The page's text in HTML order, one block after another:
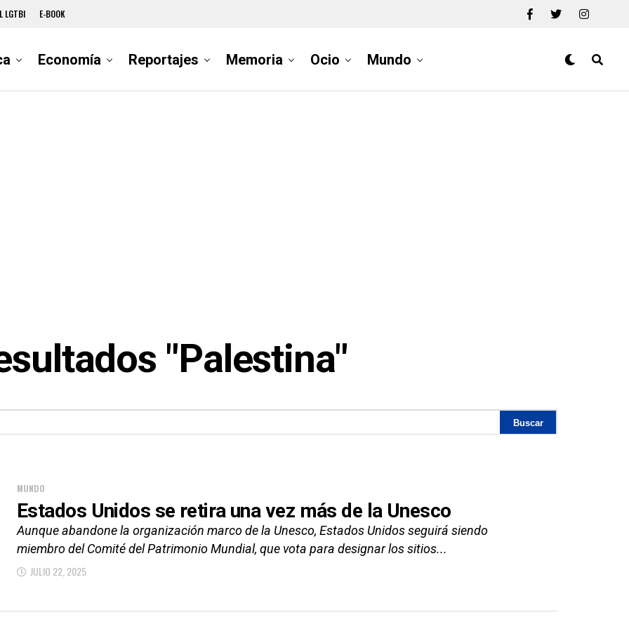
LGTBI E-BOOK
Economía Reportajes Memoria Ocio Mundo
"Palestina"
MUNDO
Estados Unidos se retira una vez más de la Unesco
Aunque abandone la organización marco de la Unesco, Estados Unidos seguirá siendo
miembro del Comité del Patrimonio Mundial, que vota para designar los sitios...
JULIO 22, 2025